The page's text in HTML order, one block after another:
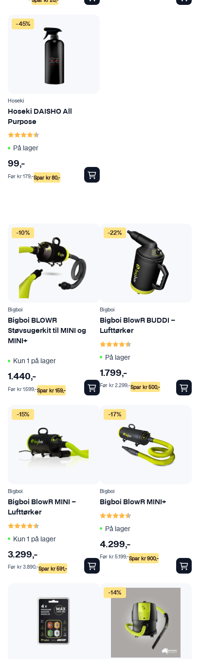
-45%
Hoseki
Hoseki DAISHO All
Purpose
Karakter:
På lager
99,-
Spar kr80,-
Før kr179,-
-10%
Bigboi
Bigboi BLOWR
Støvsugerkit til MINI og
MINI+
Kun 1 på lager
1.440,-
Spar kr159,-
Før kr1.599,-
-22%
Bigboi
Bigboi BlowR BUDDI –
Lufttørker
Karakter:
På lager
1.799,-
Spar kr500,-
Før kr2.299,-
-15%
Bigboi
Bigboi BlowR MINI –
Lufttørker
Karakter:
Kun 1 på lager
3.299,-
Spar kr591,-
Før kr3.890,-
-17%
Bigboi
Bigboi BlowR MINI+
Karakter:
På lager
4.299,-
Spar kr900,-
Før kr5.199,-
-14%